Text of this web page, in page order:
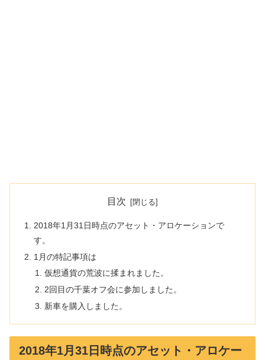
目次
2018年1月31日時点のアセット・アロケーションで
す。
1月の特記事項は
仮想通貨の荒波に揉まれました。
2回目の千葉オフ会に参加しました。
新車を購入しました。
2018年1月31日時点のアセット・アロケー